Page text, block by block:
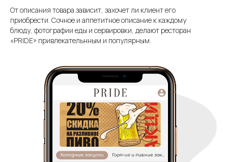
От описания товара зависит, захочет ли клиент его
приобрести. Сочное и аппетитное описание к каждому
блюду, фотографии еды и сервировки, делают ресторан
«PRIDE» привлекательнным и популярным.